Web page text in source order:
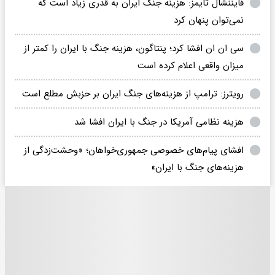
فایننشال تایمز: هزینه جنگ ایران به قدری زیاد است که
نمی‌توان پنهان کرد
سی ان ان افشا کرد؛ پنتاگون، هزینه جنگ با ایران را کمتر از
میزان واقعی اعلام کرده است
رویترز: ترامپ از هزینه‌های جنگ ایران بر حزبش مطلع است
هزینه نظامی آمریکا در جنگ با ایران افشا شد
افشای پیام‌های خصوصی جمهوری‌خواهان؛ «وحشت‌زدگی از
هزینه‌های جنگ با ایران»